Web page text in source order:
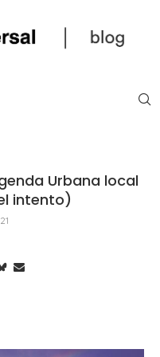
Urbana local
intento)